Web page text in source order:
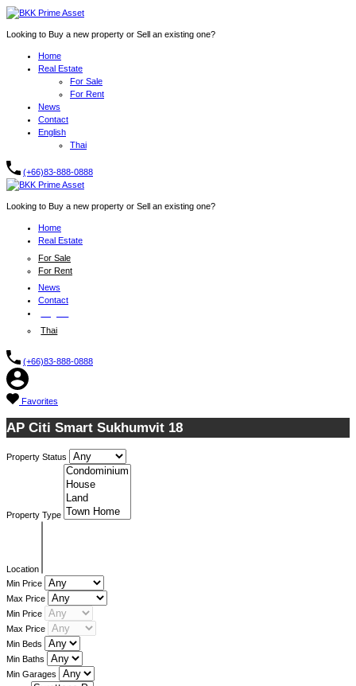
Looking to Buy a new property or Sell an existing one?
Home
Real Estate
For Sale
For Rent
News
Contact
English
Thai
(+66)83-888-0888
Looking to Buy a new property or Sell an existing one?
Home
Real Estate
For Sale
For Rent
News
Contact
Thai
(+66)83-888-0888
Favorites
AP Citi Smart Sukhumvit 18
Property Status
Property Type
Location
Min Price
Max Price
Min Price
Max Price
Min Beds
Min Baths
Min Garages